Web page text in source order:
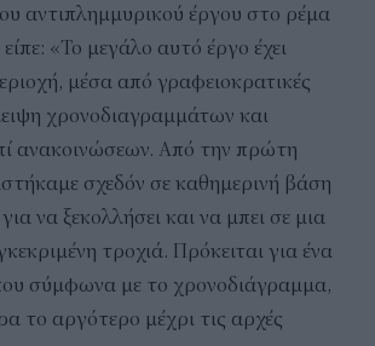
αντιπλημμυρικού έργου στο ρέμα
«Το μεγάλο αυτό έργο έχει
μέσα από γραφειοκρατικές
χρονοδιαγραμμάτων και
ανακοινώσεων. Από την πρώτη
σχεδόν σε καθημερινή βάση
να ξεκολλήσει και να μπει σε μια
τροχιά. Πρόκειται για ένα
σύμφωνα με το χρονοδιάγραμμα,
το αργότερο μέχρι τις αρχές